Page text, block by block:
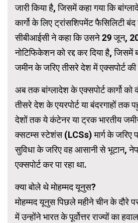
जारी किया है, जिसमें कहा गया कि
कार्गो के लिए ट्रांसशिपमेंट फैसिलिटी
सीबीआईसी ने कहा कि उसने 29 जून,
नोटिफिकेशन को रद्द कर दिया है, जिसमें
जमीन के जरिए तीसरे देश में एक्सपोर्ट की
अब तक बांग्लादेश के एक्सपोर्ट कार्गो
तीसरे देश के एयरपोर्ट या बंदरगाहों तक
देशों तक ये कंटेनर या ट्रक भारतीय
क्सटम्स स्टेशंस (LCSs) मार्ग के जरिए
सुविधा के जरिए वह आसानी से भूटान,
एक्सपोर्ट कर पा रहा था.
क्या बोले थे मोहम्मद यूनुस?
मोहम्मद यूनुस पिछले महीने चीन के दौरे
में उन्होंने भारत के पूर्वोत्तर राज्यों का